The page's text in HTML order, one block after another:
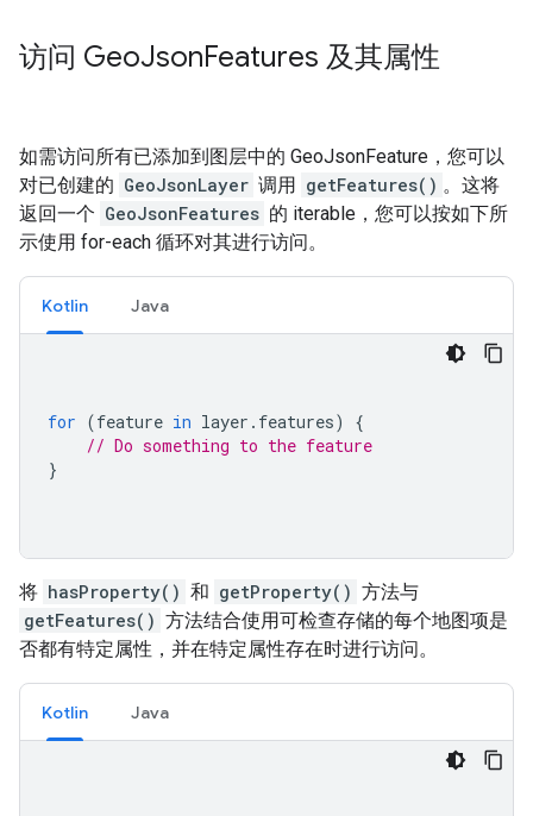
访问 GeoJsonFeatures 及其属性
如需访问所有已添加到图层中的 GeoJsonFeature，您可以
对已创建的 GeoJsonLayer 调用 getFeatures() 。这将
返回一个 GeoJsonFeatures 的 iterable，您可以按如下所
示使用 for-each 循环对其进行访问。
Kotlin Java
for (feature in layer . features)
{
// Do something to the feature
}
将 hasProperty() 和 getProperty() 方法与
getFeatures() 方法结合使用可检查存储的每个地图项是
否都有特定属性，并在特定属性存在时进行访问。
Kotlin Java